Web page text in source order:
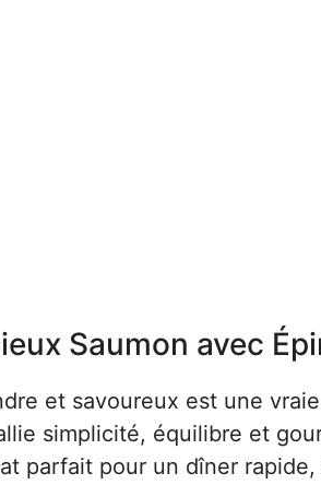
Saumon avec
et savoureux est une
simplicité, équilibre et
parfait pour un dîner